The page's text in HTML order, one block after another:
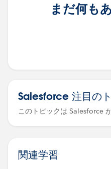
まだ何も
Salesforce 注目の
このトピックは Salesforce
関連学習